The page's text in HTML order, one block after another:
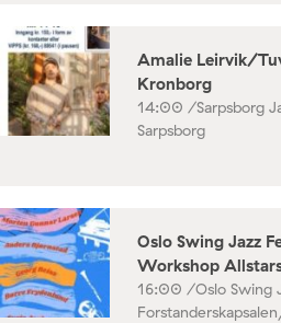
Amalie Leirvik/
Kronborg
14:00 /Sarpsborg
Sarpsborg
Oslo Swing Jazz
Workshop
16:00 /Oslo Swing